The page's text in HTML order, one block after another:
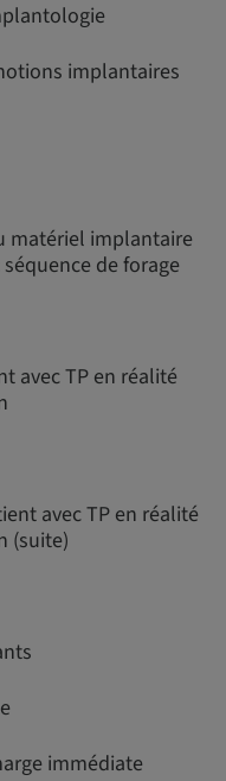
implantaires
matériel implantaire
de forage
avec TP en réalité
avec TP en réalité
(suite)
immédiate